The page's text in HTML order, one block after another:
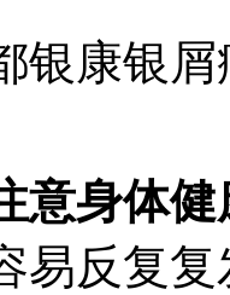
银康银
意身体健
易反复